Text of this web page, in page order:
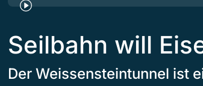
Seilbahn will
Der Weissensteintunnel ist